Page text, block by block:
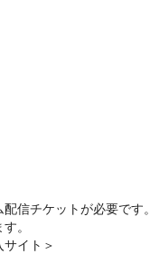
信チケットが必要です。
。
サイト＞